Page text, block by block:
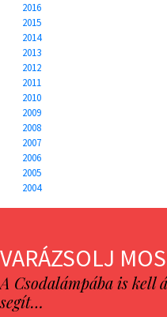
2016
2015
2014
2013
2012
2011
2010
2009
2008
2007
2006
2005
2004
VARÁZSOLJ
A Csodalámpába is
segít…